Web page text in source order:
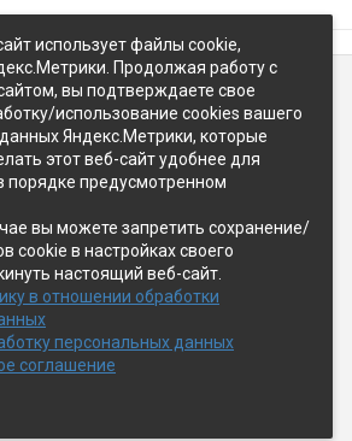
ул Восточное-шоссе, д.5
использует файлы cookie,
Продолжая работу с
вы подтверждаете свое
использование cookies вашего
Яндекс.Метрики, которые
этот веб-сайт удобнее для
порядке предусмотренном
вы можете запретить сохранение/
cookie в настройках своего
настоящий веб-сайт.
в отношении обработки
персональных данных
соглашение